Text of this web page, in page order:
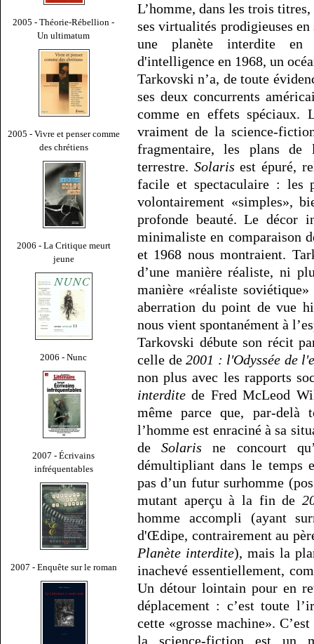
2005 - Théorie-Rébellion -
Un ultimatum
2005 - Vivre et penser comme
des chrétiens
2006 - La Critique meurt
jeune
2006 - Nunc
2007 - Écrivains
infréquentables
2007 - Enquête sur le roman
L’homme, dans les trois
ses virtualités prodigieuses
une planète interdite en
d'intelligence en 1968, un
Tarkovski n’a, de toute
ses deux concurrents
comme en effets spéciaux.
vraiment de la science-
fragmentaire, les plans de
terrestre. Solaris est épuré,
facile et spectaculaire : les
volontairement «simples»,
profonde beauté. Le décor
minimaliste en comparaison
et 1968 nous montraient.
d’une manière réaliste, ni
manière «réaliste
aberration du point de vue
nous vient spontanément à
Tarkovski débute son récit
celle de2001 : l'Odyssée de
non plus avec les rapports
interdite de Fred McLeod
même parce que, par-delà
l’homme est enraciné à sa
deSolaris ne concourt
démultipliant dans le temps
pas d’un futur surhomme
mutant aperçu à la fin de
homme accompli (ayant
d'Œdipe, contrairement au
Planète interdite), mais la
inachevé essentiellement,
Un détour lointain pour en
déplacement : c’est toute
cette «grosse machine».
la science-fiction est un